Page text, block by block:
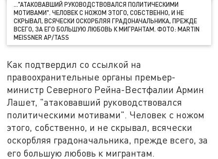
..."АТАКОВАВШИЙ РУКОВОДСТВОВАЛСЯ ПОЛИТИЧЕСКИМИ
МОТИВАМИ". ЧЕЛОВЕК С НОЖОМ ЭТОГО, СОБСТВЕННО, И НЕ
СКРЫВАЛ, ВСЯЧЕСКИ ОСКОРБЛЯЯ ГРАДОНАЧАЛЬНИКА, ПРЕЖДЕ
ВСЕГО, ЗА ЕГО БОЛЬШУЮ ЛЮБОВЬ К МИГРАНТАМ. ФОТО: MARTIN
MEISSNER AP/TASS
Как подтвердил со ссылкой на
правоохранительные органы премьер-
министр Северного Рейна-Вестфалии Армин
Лашет, "атаковавший руководствовался
политическими мотивами". Человек с ножом
этого, собственно, и не скрывал, всячески
оскорбляя градоначальника, прежде всего, за
его большую любовь к мигрантам.